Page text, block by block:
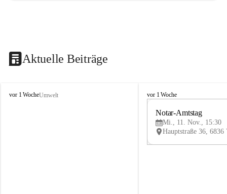
Aktuelle Beiträge
V
vor 1 WocheUmwelt
V
vor 1 Woche
Notar-Amtstag
Mi., 11. Nov., 15:30